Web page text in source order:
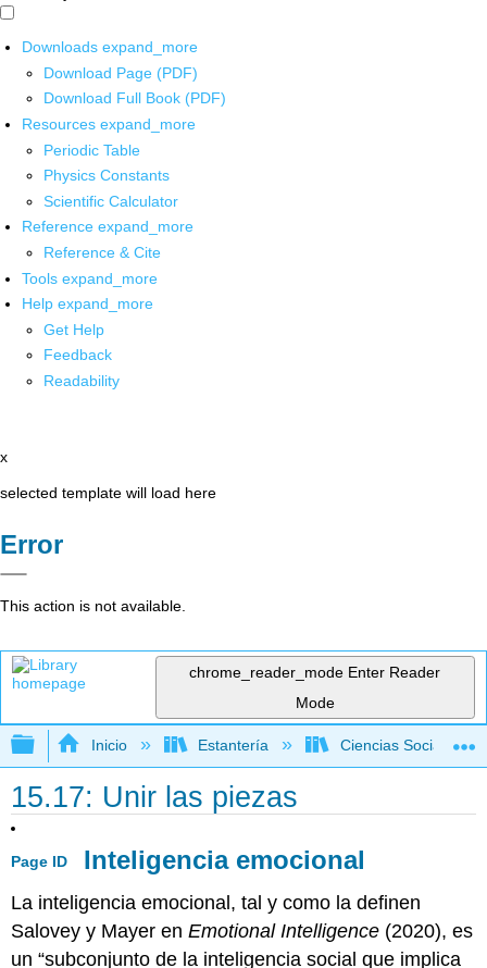
Downloads expand_more
Download Page (PDF)
Download Full Book (PDF)
Resources expand_more
Periodic Table
Physics Constants
Scientific Calculator
Reference expand_more
Reference & Cite
Tools expand_more
Help expand_more
Get Help
Feedback
Readability
x
selected template will load here
Error
This action is not available.
chrome_reader_mode Enter Reader
Mode
Expandir/contraer jerarquía global
Inicio Estantería Ciencias Sociales
15.17: Unir las piezas
Page ID Inteligencia emocional
La inteligencia emocional, tal y como la definen
Salovey y Mayer enEmotional Intelligence (2020), es
un “subconjunto de la inteligencia social que implica